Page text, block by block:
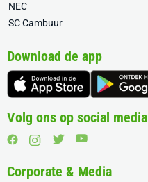
NEC
SC Cambuur
Download de app
Volg ons op social media
Corporate & Media